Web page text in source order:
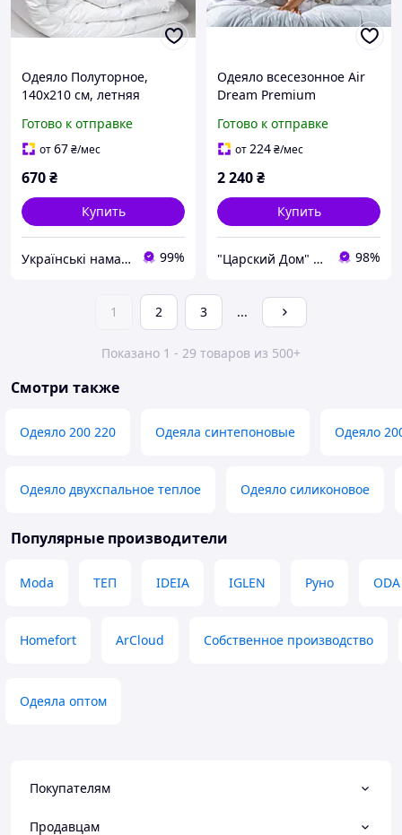
Одеяло Полуторное,
140х210 см, летняя
Готово к отправке
от67₴/мес
670₴
Купить
Українські наматрацники 99%
Одеяло всесезонное Air
Dream Premium
Готово к отправке
от224₴/мес
2 240₴
Купить
"Царский Дом" - производитель постельного белья из натуральных тканей 98%
1 2 3 ...
Показано 1 - 29 товаров из 500+
Смотри также
Одеяло 200 220 Одеяла синтепоновые Одеяло
Одеяло двухспальное теплое Одеяло силиконовое
Популярные производители
Moda ТЕП IDEIA IGLEN Руно ODA
Homefort ArCloud Собственное производство
Одеяла оптом
Покупателям
Продавцам